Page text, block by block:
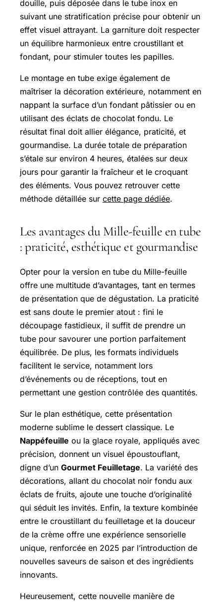
douille, puis déposée dans le tube inox en
suivant une stratification précise pour obtenir un
effet visuel attrayant. La garniture doit respecter
un équilibre harmonieux entre croustillant et
fondant, pour stimuler toutes les papilles.
Le montage en tube exige également de
maîtriser la décoration extérieure, notamment en
nappant la surface d’un fondant pâtissier ou en
utilisant des éclats de chocolat fondu. Le
résultat final doit allier élégance, praticité, et
gourmandise. La durée totale de préparation
s’étale sur environ 4 heures, étalées sur deux
jours pour garantir la fraîcheur et le croquant
des éléments. Vous pouvez retrouver cette
méthode détaillée sur cette page dédiée.
Les avantages du Mille-feuille en tube
: praticité, esthétique et gourmandise
Opter pour la version en tube du Mille-feuille
offre une multitude d’avantages, tant en termes
de présentation que de dégustation. La praticité
est sans doute le premier atout : fini le
découpage fastidieux, il suffit de prendre un
tube pour savourer une portion parfaitement
équilibrée. De plus, les formats individuels
facilitent le service, notamment lors
d’événements ou de réceptions, tout en
permettant une gestion contrôlée des quantités.
Sur le plan esthétique, cette présentation
moderne sublime le dessert classique. Le
Nappéfeuille ou la glace royale, appliqués avec
précision, donnent un visuel époustouflant,
digne d’un Gourmet Feuilletage. La variété des
décorations, allant du chocolat noir fondu aux
éclats de fruits, ajoute une touche d’originalité
qui séduit les invités. Enfin, la texture kombinée
entre le croustillant du feuilletage et la douceur
de la crème offre une expérience sensorielle
unique, renforcée en 2025 par l’introduction de
nouvelles saveurs de saison et des ingrédients
innovants.
Heureusement, cette nouvelle manière de